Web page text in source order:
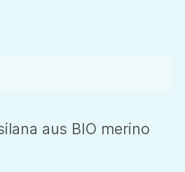
aus BIO merino